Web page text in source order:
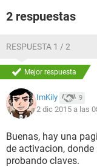
2 respuestas
RESPUESTA 1 / 2
Mejor respuesta
ImKily 9
2 dic 2015 a las
Buenas, hay una
de activacion,
probando claves.